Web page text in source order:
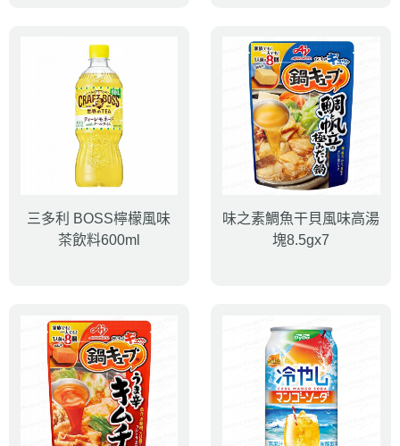
三多利 BOSS檸檬風味
茶飲料600ml
味之素鯛魚干貝風味高湯
塊8.5gx7